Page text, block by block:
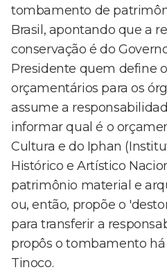
tombamento de
Brasil, apontando que a
conservação é do
Presidente quem define
orçamentários para os
assume a
informar qual é o
Cultura e do Iphan
Histórico e Artístico
patrimônio material e
ou, então, propõe o
para transferir a
propôs o tombamento há
Tinoco.